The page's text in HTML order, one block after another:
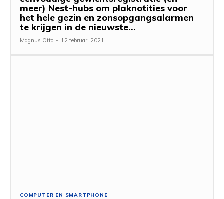
meer) Nest-hubs om plaknotities voor
het hele gezin en zonsopgangsalarmen
te krijgen in de nieuwste...
Magnus Otto - 12 februari 2021
COMPUTER EN SMARTPHONE